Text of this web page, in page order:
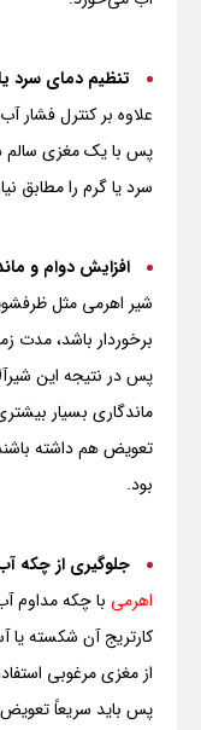
تنظیم دمای سرد
علاوه بر کنترل فشار
پس با یک مغزی سالم
سرد یا گرم را مطابق
افزایش دوام و
شیر اهرمی مثل
برخوردار باشد، مدت
پس در نتیجه این
ماندگاری بسیار
تعویض هم داشته
بود.
جلوگیری از چکه
اهرمی با چکه مداوم
کارتریج آن شکسته یا
از مغزی مرغوبی
پس باید سریعاً تعویض